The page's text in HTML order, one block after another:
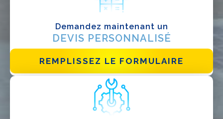
Demandez maintenant un
DEVIS PERSONNALISÉ
REMPLISSEZ LE FORMULAIRE
EPC
Autre